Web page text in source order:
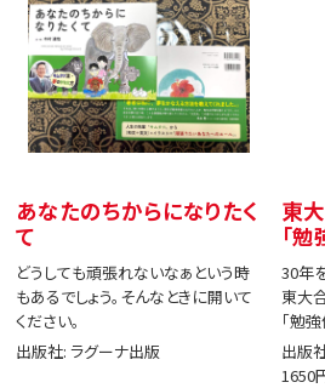
あなたのちからになりたく
て
どうしても頑張れないなぁという時
もあるでしょう。そんなときに開いて
ください。
出版社: ラグーナ出版
東
「
30年
東大
「勉
か。
出版
1650